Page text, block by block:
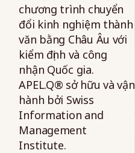
chương trình chuyển
đổi kinh nghiệm thành
văn bằng Châu Âu với
kiểm định và công
nhận Quốc gia.
APEL.Q® sở hữu và vận
hành bởi Swiss
Information and
Management
Institute.